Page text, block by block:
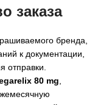
заказа
бренда,
к документации,
отправки.
80 mg